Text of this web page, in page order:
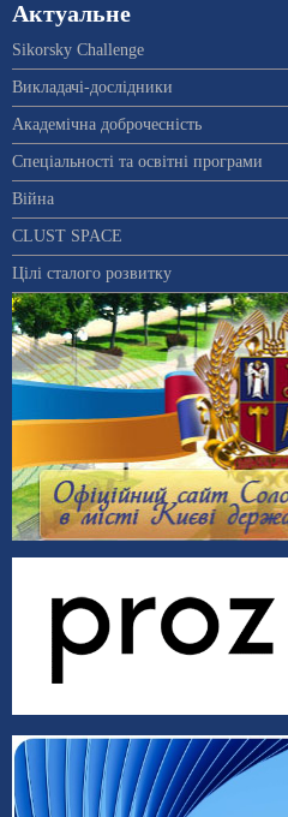
Актуальне
Sikorsky Challenge
Викладачі-дослідники
Академічна доброчесність
Спеціальності та освітні програми
Війна
CLUST SPACE
Цілі сталого розвитку